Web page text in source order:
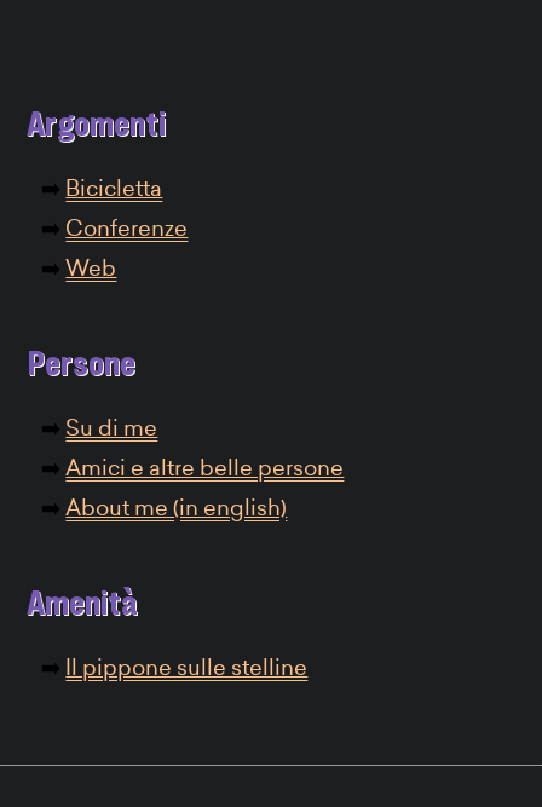
Argomenti
Bicicletta
Conferenze
Web
Persone
Su di me
Amici e altre belle persone
About me (in english)
Amenità
Il pippone sulle stelline